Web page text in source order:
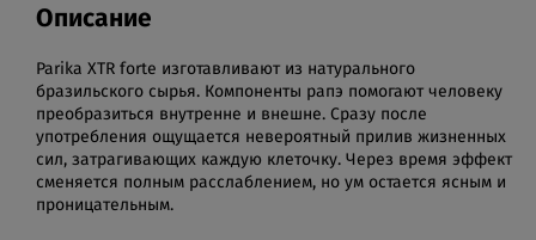
Описание
Parika XTR forte изготавливают из натурального
бразильского сырья. Компоненты рапэ помогают человеку
преобразиться внутренне и внешне. Сразу после
употребления ощущается невероятный прилив жизненных
сил, затрагивающих каждую клеточку. Через время эффект
сменяется полным расслаблением, но ум остается ясным и
проницательным.